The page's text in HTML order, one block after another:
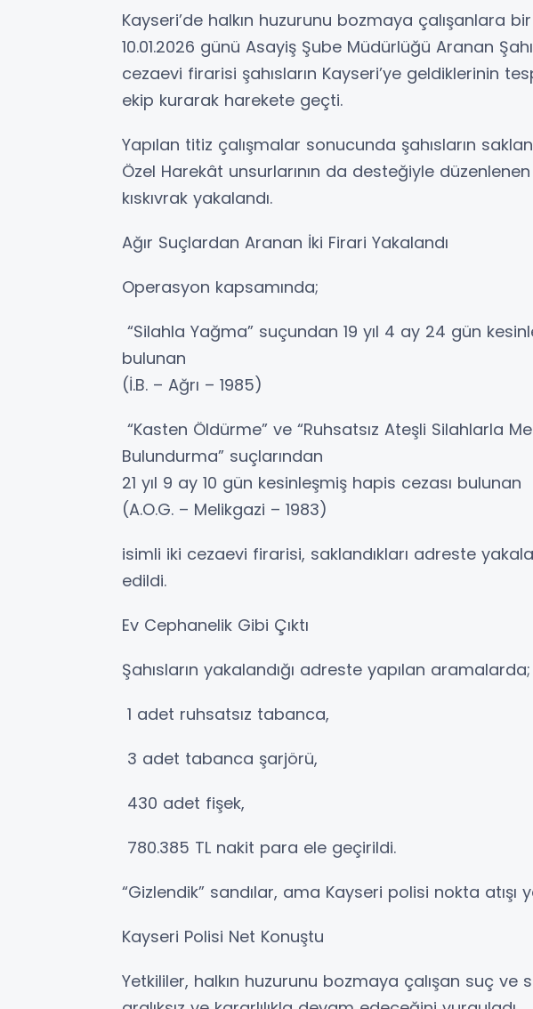
Kayseri’de halkın huzurunu bozmaya çalışanlara
10.01.2026 günü Asayiş Şube Müdürlüğü Aranan
cezaevi firarisi şahısların Kayseri’ye geldiklerinin
ekip kurarak harekete geçti.
Yapılan titiz çalışmalar sonucunda şahısların
Özel Harekât unsurlarının da desteğiyle
kıskıvrak yakalandı.
Ağır Suçlardan Aranan İki Firari Yakalandı
Operasyon kapsamında;
“Silahla Yağma” suçundan 19 yıl 4 ay 24 gün
bulunan
(İ.B. – Ağrı – 1985)
“Kasten Öldürme” ve “Ruhsatsız Ateşli Silahlarla
Bulundurma” suçlarından
21 yıl 9 ay 10 gün kesinleşmiş hapis cezası bulunan
(A.O.G. – Melikgazi – 1983)
isimli iki cezaevi firarisi, saklandıkları adreste
edildi.
Ev Cephanelik Gibi Çıktı
Şahısların yakalandığı adreste yapılan aramalarda;
1 adet ruhsatsız tabanca,
3 adet tabanca şarjörü,
430 adet fişek,
780.385 TL nakit para ele geçirildi.
“Gizlendik” sandılar, ama Kayseri polisi nokta atışı
Kayseri Polisi Net Konuştu
Yetkililer, halkın huzurunu bozmaya çalışan suç ve